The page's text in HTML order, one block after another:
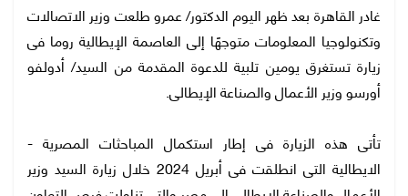
غادر القاهرة بعد ظهر اليوم الدكتور/ عمرو طلعت وزير الاتصالات
وتكنولوجيا المعلومات متوجهًا إلى العاصمة الإيطالية روما فى
زيارة تستغرق يومين تلبية للدعوة المقدمة من السيد/ أدولفو
أورسو وزير الأعمال والصناعة الإيطالى.
تأتى هذه الزيارة فى إطار استكمال المباحثات المصرية -
الايطالية التى انطلقت فى أبريل 2024 خلال زيارة السيد وزير